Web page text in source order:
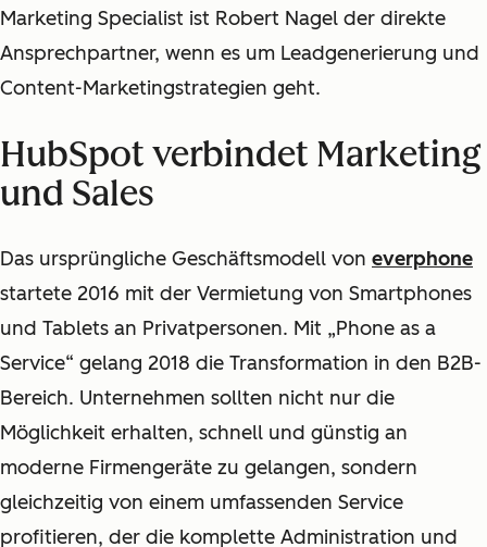
Marketing Specialist ist Robert Nagel der direkte
Ansprechpartner, wenn es um Leadgenerierung und
Content-Marketingstrategien geht.
HubSpot verbindet Marketing
und Sales
Das ursprüngliche Geschäftsmodell von everphone
startete 2016 mit der Vermietung von Smartphones
und Tablets an Privatpersonen. Mit „Phone as a
Service“ gelang 2018 die Transformation in den B2B-
Bereich. Unternehmen sollten nicht nur die
Möglichkeit erhalten, schnell und günstig an
moderne Firmengeräte zu gelangen, sondern
gleichzeitig von einem umfassenden Service
profitieren, der die komplette Administration und